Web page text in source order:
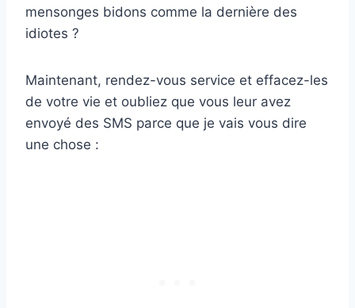
mensonges bidons comme la dernière des
idiotes ?
Maintenant, rendez-vous service et effacez-les
de votre vie et oubliez que vous leur avez
envoyé des SMS parce que je vais vous dire
une chose :